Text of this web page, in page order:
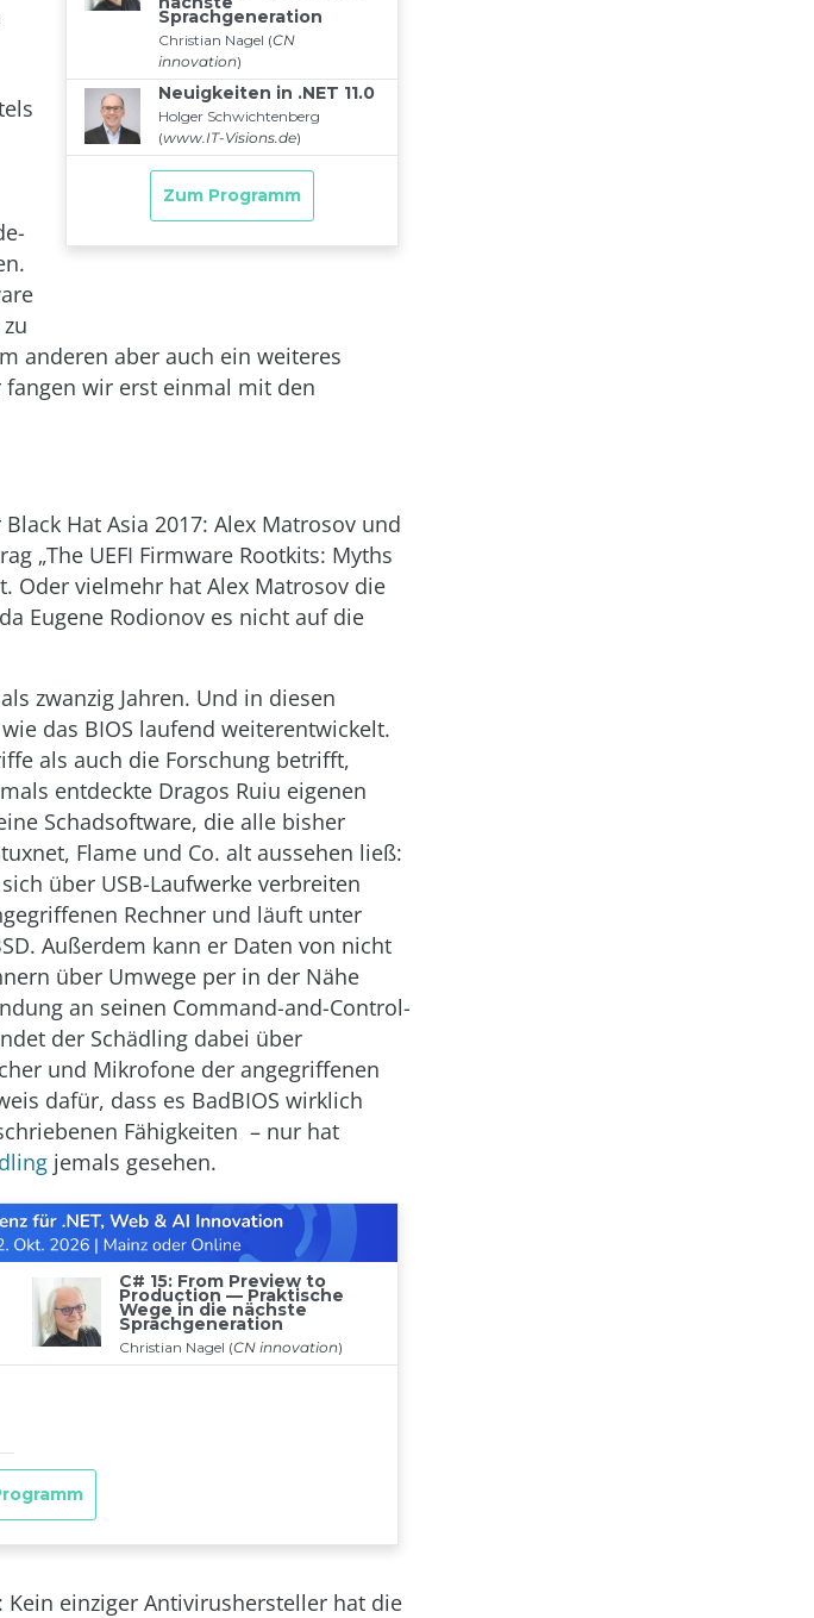
anderen aber auch ein weiteres
wir erst einmal mit den
Hat Asia 2017: Alex Matrosov und
„The UEFI Firmware Rootkits: Myths
Oder vielmehr hat Alex Matrosov die
Eugene Rodionov es nicht auf die
zwanzig Jahren. Und in diesen
das BIOS laufend weiterentwickelt.
als auch die Forschung betrifft,
entdeckte Dragos Ruiu eigenen
Schadsoftware, die alle bisher
Flame und Co. alt aussehen ließ:
über USB-Laufwerke verbreiten
Rechner und läuft unter
Außerdem kann er Daten von nicht
über Umwege per in der Nähe
an seinen Command-and-Control-
der Schädling dabei über
und Mikrofone der angegriffenen
dafür, dass es BadBIOS wirklich
Fähigkeiten – nur hat
jemals gesehen.
einziger Antivirushersteller hat die